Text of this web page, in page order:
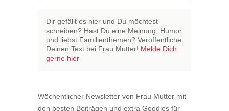
Dir gefällt es hier und Du möchtest
schreiben? Hast Du eine Meinung, Humor
und liebst Familienthemen? Veröffentliche
Deinen Text bei Frau Mutter! Melde Dich
gerne hier
Wöchentlicher Newsletter von Frau Mutter mit
den besten Beiträgen und extra Goodies für